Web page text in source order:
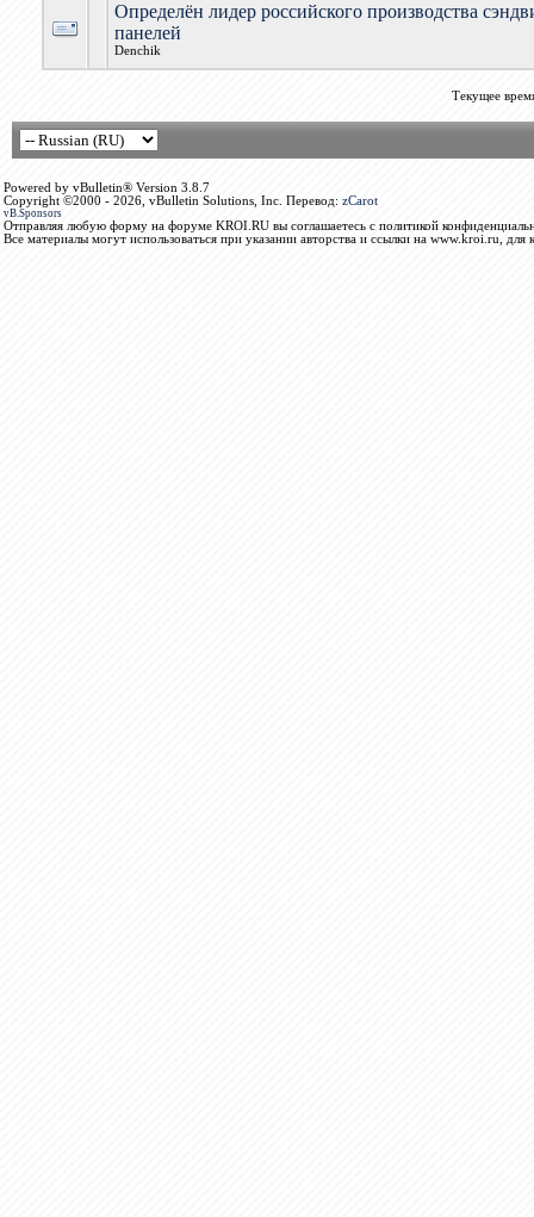
Определён лидер российского производства
панелей
Denchik
Текущее
Powered by vBulletin® Version 3.8.7
Copyright ©2000 - 2026, vBulletin Solutions, Inc. Перевод: zCarot
vB.Sponsors
Отправляя любую форму на форуме KROI.RU вы соглашаетесь с политикой
Все материалы могут использоваться при указании авторства и ссылки на www.kroi.ru, для